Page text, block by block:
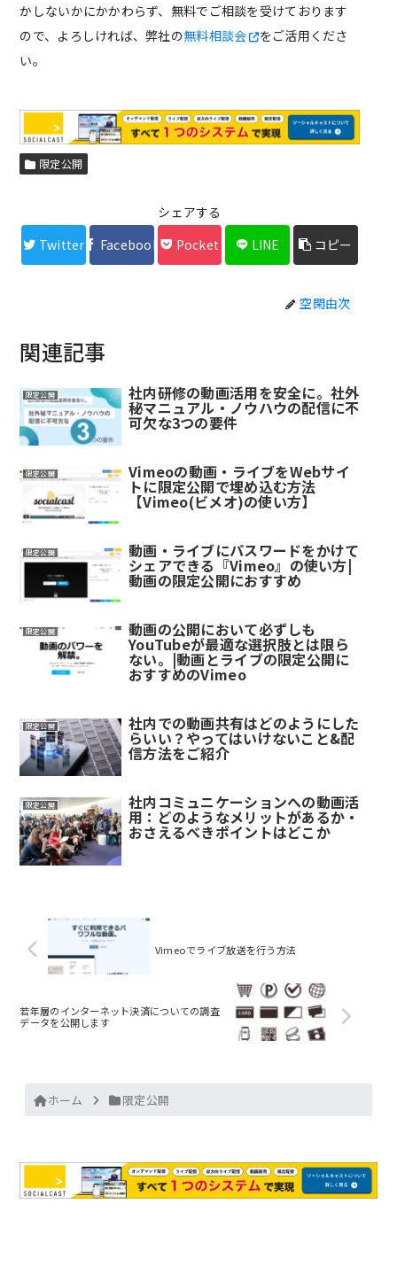
かしないかにかかわらず、無料でご相談を受けております
ので、よろしければ、弊社の無料相談会
をご活用くださ
い。
限定公開
シェアする
Twitter
Facebook Pocket LINE コピー
空閑由次
関連記事
限定公開 社内研修の動画活用を安全に。社外
秘マニュアル・ノウハウの配信に不
可欠な3つの要件
限定公開 Vimeoの動画・ライブをWebサイ
トに限定公開で埋め込む方法
【Vimeo(ビメオ)の使い方】
限定公開 動画・ライブにパスワードをかけて
シェアできる『Vimeo』の使い方|
動画の限定公開におすすめ
限定公開 動画の公開において必ずしも
YouTubeが最適な選択肢とは限ら
ない。|動画とライブの限定公開に
おすすめのVimeo
限定公開 社内での動画共有はどのようにした
らいい？やってはいけないこと&配
信方法をご紹介
限定公開 社内コミュニケーションへの動画活
用：どのようなメリットがあるか・
おさえるべきポイントはどこか
Vimeoでライブ放送を行う方法
若年層のインターネット決済についての調査
データを公開します
ホーム 限定公開